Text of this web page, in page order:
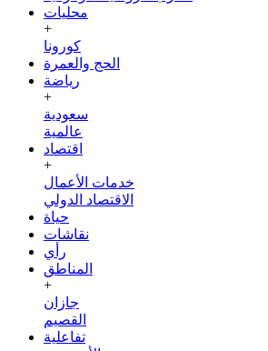
محليات
+
كورونا
الحج والعمرة
رياضة
+
سعودية
عالمية
اقتصاد
+
خدمات الأعمال
الاقتصاد الدولي
حياة
نقاشات
رأي
المناطق
+
جازان
القصيم
تفاعلية